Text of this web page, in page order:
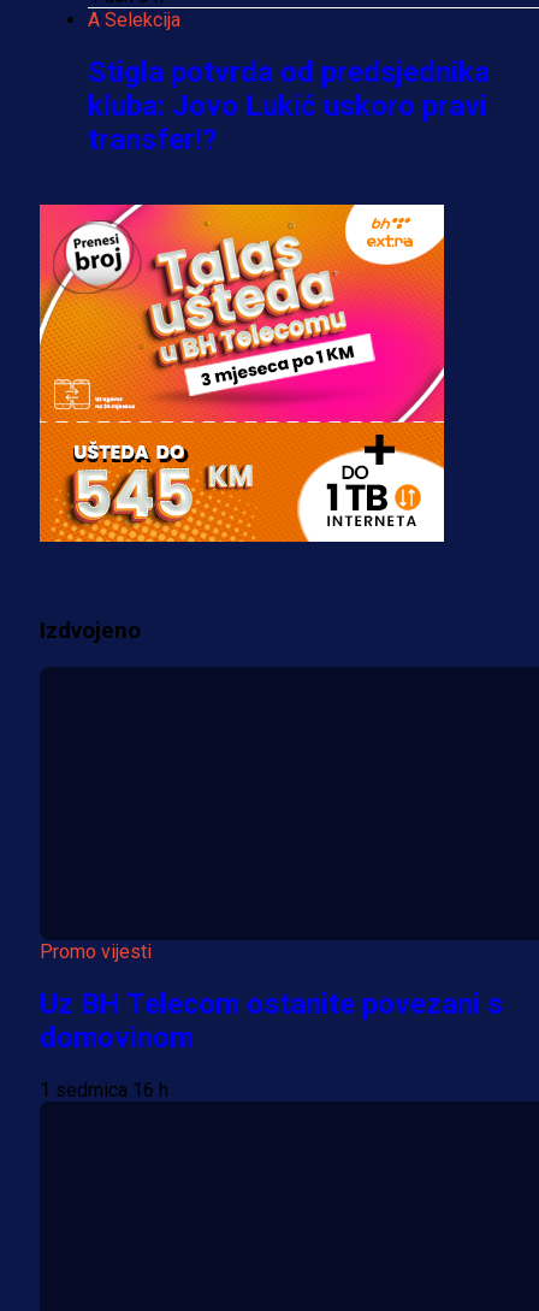
A Selekcija
Stigla potvrda od predsjednika
kluba: Jovo Lukić uskoro pravi
transfer!?
A Selekcija
Zmajevi dobili veliko pojačanje:
Fudbaler Olympiacosa želi obući
dres BiH!
3 sedmica 4 dan
Premijer liga BiH
Misimović priveden: SIPA ga tereti
za pranje novca, pretresaju
prostorije FK Borac!
Više vijesti
Izdvojeno
Promo vijesti
Uz BH Telecom ostanite povezani s
domovinom
1 sedmica 16 h